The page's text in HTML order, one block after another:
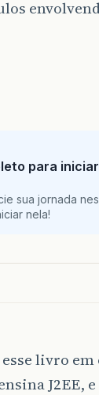
para
sua jornada
nela!
livro
J2EE,